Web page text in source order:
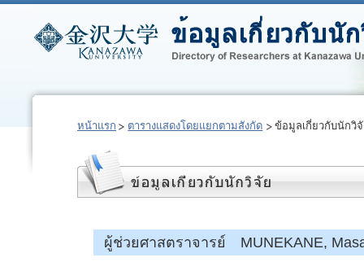
หน้าแรก ตารางแสดงโดยแยกตามสังกัด ข้อมูลเกี่ยวกับนักวิ
ผู้ช่วยศาสตราจารย์ MUNEKANE,